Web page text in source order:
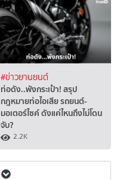
#ข่าวยานยนต์
ท่อดัง..พังกระเป๋า! สรุป
กฎหมายท่อไอเสีย รถยนต์-
มอเตอร์ไซค์ ดังแค่ไหนถึงไม่โดน
จับ?
2.2K